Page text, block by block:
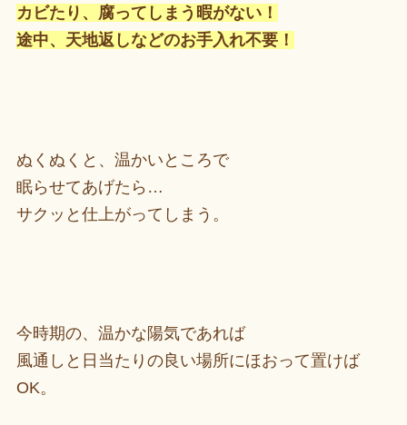
カビたり、腐ってしまう暇がない！
途中、天地返しなどのお手入れ不要！
ぬくぬくと、温かいところで
眠らせてあげたら…
サクッと仕上がってしまう。
今時期の、温かな陽気であれば
風通しと日当たりの良い場所にほおって置けば
OK。